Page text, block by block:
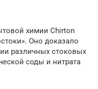
химии Chirton
Оно доказало
различных стоковых
соды и нитрата